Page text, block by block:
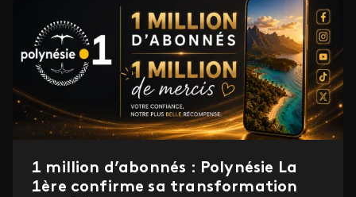
1 million d’abonnés : Polynésie La
1ère confirme sa transformation